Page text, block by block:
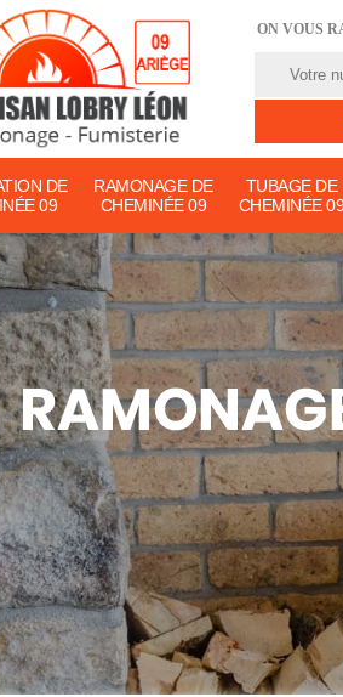
ON VOUS
DE
09
RAMONAGE DE
CHEMINÉE 09
TUBAGE DE
CHEMINÉE